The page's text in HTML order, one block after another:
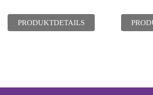
PRODUKTDETAILS